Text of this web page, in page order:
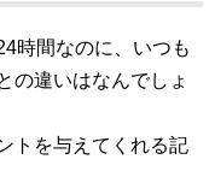
時間なのに、いつも
の違いはなんでしょ
トを与えてくれる記